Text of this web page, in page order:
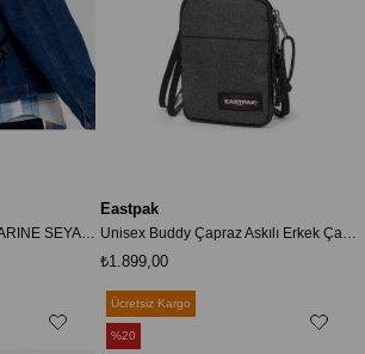
TRAVELPACK ULTRA MARINE SEYAHAT ÇANTASI
Eastpak
Unisex Buddy Çapraz Askılı Erkek Çanta Ek000724
₺1.899,00
Ücretsiz Kargo
%20